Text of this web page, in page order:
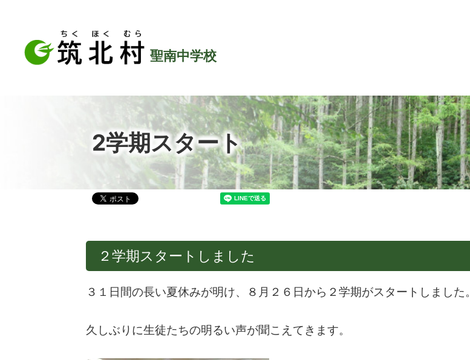
聖南中学校
2学期スタート
２学期スタートしました
３１日間の長い夏休みが明け、８月２６日から２学期がスタートしました。
久しぶりに生徒たちの明るい声が聞こえてきます。